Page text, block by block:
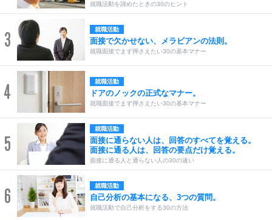
就職活動を諦めたときの30のヒント
3 就職活動
面接で欠かせない、メラビアンの法則。
就職面接でまず押さえたい30の基本マナー
4 就職活動
ドアのノックの正式なマナー。
就職面接でまず押さえたい30の基本マナー
5
就職活動
面接に通らない人は、回答のすべてを覚える。
面接に通る人は、回答の要点だけ覚える。
面接に通る人と通らない人の30の違い
6 就職活動
自己分析の基本になる、3つの質問。
就職活動で自己分析をする30の方法